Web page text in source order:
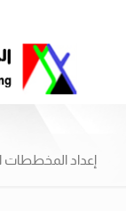
إعداد المخططات